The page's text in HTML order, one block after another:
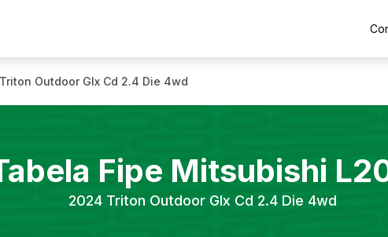
Triton Outdoor Glx Cd 2.4 Die 4wd
Fipe Mitsubishi
2024 Triton Outdoor Glx Cd 2.4 Die 4wd